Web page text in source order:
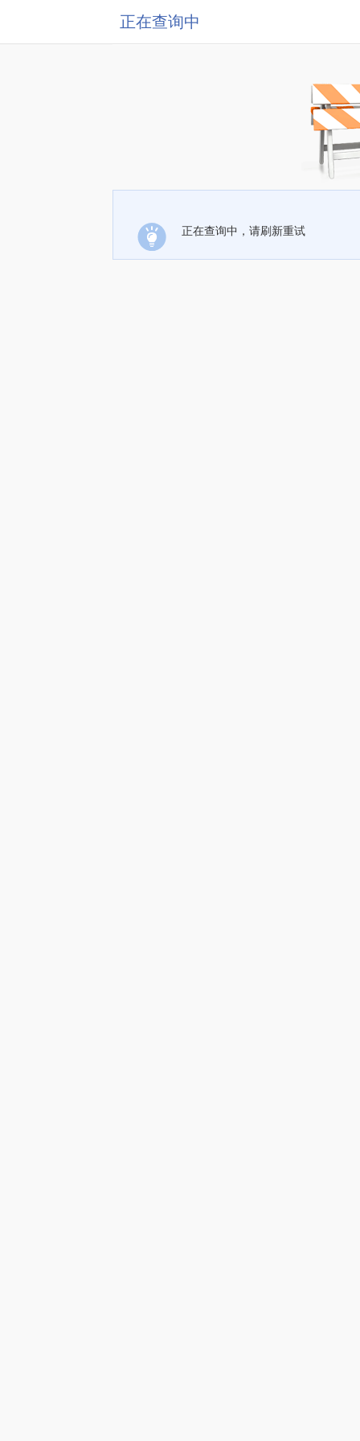
正在查询中
正在查询中，请刷新重试